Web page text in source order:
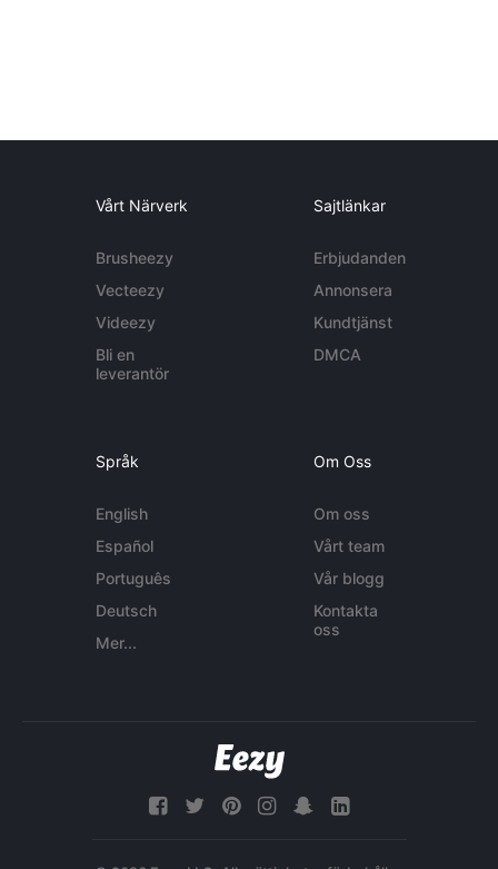
Vårt Närverk
Brusheezy
Vecteezy
Videezy
Bli en
leverantör
Sajtlänkar
Erbjudanden
Annonsera
Kundtjänst
DMCA
Språk
English
Español
Português
Deutsch
Mer...
Om Oss
Om oss
Vårt team
Vår blogg
Kontakta
oss